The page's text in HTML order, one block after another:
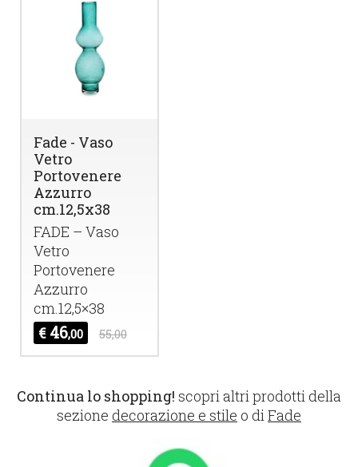
Fade - Vaso
Vetro
Portovenere
Azzurro
cm.12,5x38
FADE – Vaso
Vetro
Portovenere
Azzurro
cm.12,5×38
€ 46,00 55,00
Continua lo shopping! scopri altri prodotti della
sezione decorazione e stile o diFade